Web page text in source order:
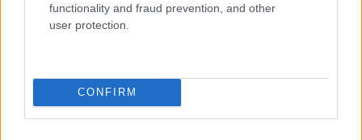
functionality and fraud prevention, and other
user protection.
CONFIRM
Ischitella (FG) - 15.6km
Viale Uria, Loc. Foce Varano